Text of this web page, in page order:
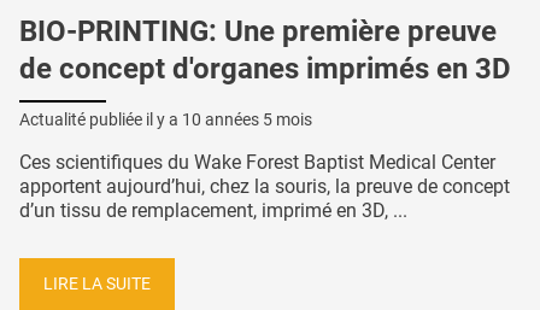
BIO-PRINTING: Une première preuve
de concept d'organes imprimés en 3D
Actualité publiée il y a 10 années 5 mois
Ces scientifiques du Wake Forest Baptist Medical Center
apportent aujourd’hui, chez la souris, la preuve de concept
d’un tissu de remplacement, imprimé en 3D, ...
LIRE LA SUITE